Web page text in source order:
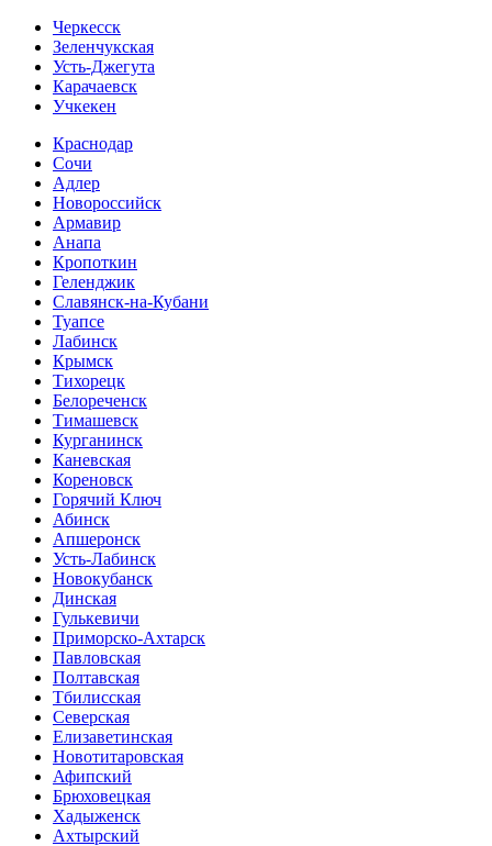
Черкесск
Зеленчукская
Усть-Джегута
Карачаевск
Учкекен
Краснодар
Сочи
Адлер
Новороссийск
Армавир
Анапа
Кропоткин
Геленджик
Славянск-на-Кубани
Туапсе
Лабинск
Крымск
Тихорецк
Белореченск
Тимашевск
Курганинск
Каневская
Кореновск
Горячий Ключ
Абинск
Апшеронск
Усть-Лабинск
Новокубанск
Динская
Гулькевичи
Приморско-Ахтарск
Павловская
Полтавская
Тбилисская
Северская
Елизаветинская
Новотитаровская
Афипский
Брюховецкая
Хадыженск
Ахтырский